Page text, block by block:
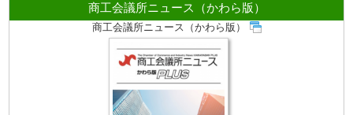
商工会議所ニュース（かわら版）
商工会議所ニュース（かわら版）